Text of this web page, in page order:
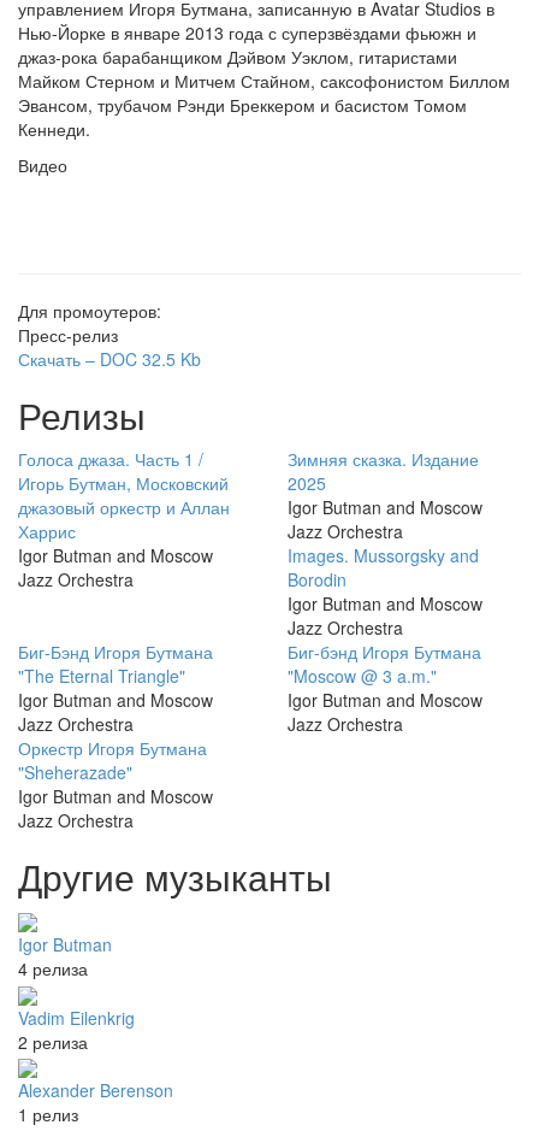
управлением Игоря Бутмана, записанную в Avatar Studios в
Нью-Йорке в январе 2013 года с суперзвёздами фьюжн и
джаз-рока барабанщиком Дэйвом Уэклом, гитаристами
Майком Стерном и Митчем Стайном, саксофонистом Биллом
Эвансом, трубачом Рэнди Бреккером и басистом Томом
Кеннеди.
Видео
Для промоутеров:
Пресс-релиз
Скачать – DOC 32.5 Kb
Релизы
Голоса джаза. Часть 1 /
Игорь Бутман, Московский
джазовый оркестр и Аллан
Харрис
Igor Butman and Moscow
Jazz Orchestra
Зимняя сказка. Издание
2025
Igor Butman and Moscow
Jazz Orchestra
Images. Mussorgsky and
Borodin
Igor Butman and Moscow
Jazz Orchestra
Биг-Бэнд Игоря Бутмана
"The Eternal Triangle"
Igor Butman and Moscow
Jazz Orchestra
Биг-бэнд Игоря Бутмана
"Moscow @ 3 a.m."
Igor Butman and Moscow
Jazz Orchestra
Оркестр Игоря Бутмана
"Sheherazade"
Igor Butman and Moscow
Jazz Orchestra
Другие музыканты
Igor Butman
4 релиза
Vadim Eilenkrig
2 релиза
Alexander Berenson
1 релиз